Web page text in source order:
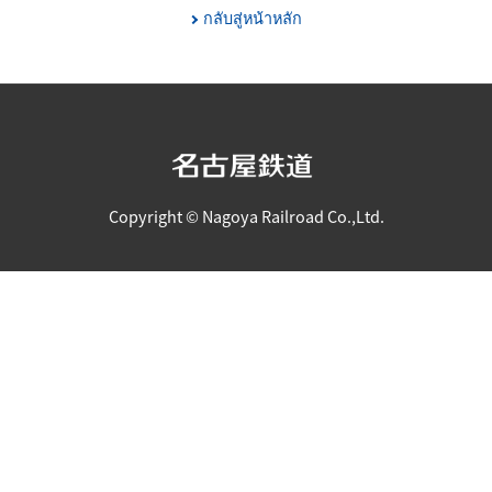
กลับสู่หน้าหลัก
Copyright © Nagoya Railroad Co.,Ltd.